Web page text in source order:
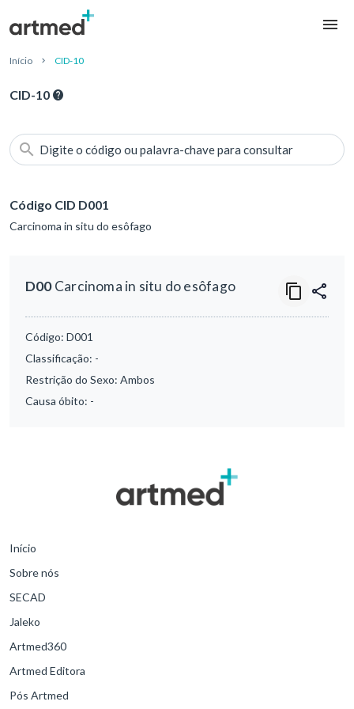
Início CID-10
CID-10
Digite o código ou palavra-chave para consultar
Código CID D001
Carcinoma in situ do esôfago
D00Carcinoma in situ do esôfago
Código: D001
Classificação: -
Restrição do Sexo: Ambos
Causa óbito: -
Início
Sobre nós
SECAD
Jaleko
Artmed360
Artmed Editora
Pós Artmed